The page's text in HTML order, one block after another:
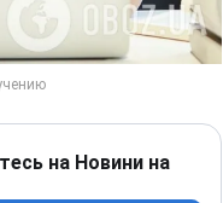
на Новини на